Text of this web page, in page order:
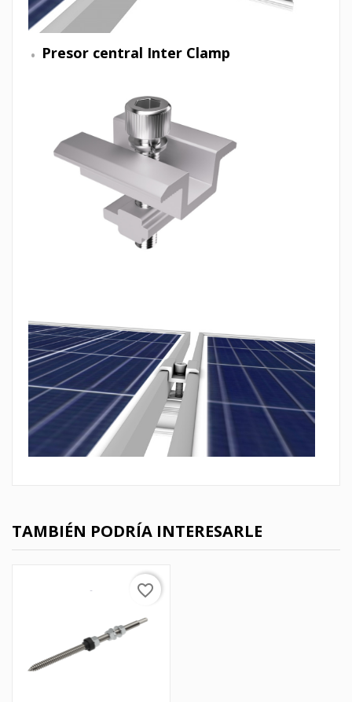
Presor central Inter Clamp
TAMBIÉN PODRÍA INTERESARLE
favorite_border